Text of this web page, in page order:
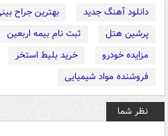
دانلود آهنگ جدید
بهترین جراح
پرشین هتل
ثبت نام بیمه اربعین
مزایده خودرو
خرید بلیط استخر
فروشنده مواد شیمیایی
نظر شما